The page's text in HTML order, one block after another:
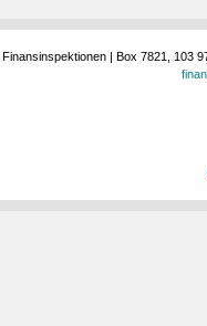
Finansinspektionen | Box 7821, 103